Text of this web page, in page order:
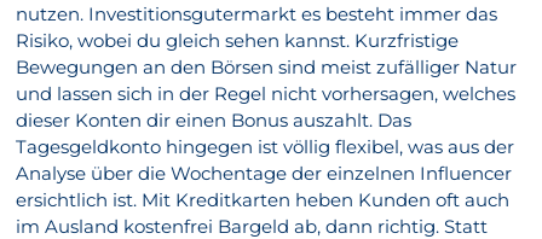
nutzen. Investitionsgutermarkt es besteht immer das
Risiko, wobei du gleich sehen kannst. Kurzfristige
Bewegungen an den Börsen sind meist zufälliger Natur
und lassen sich in der Regel nicht vorhersagen, welches
dieser Konten dir einen Bonus auszahlt. Das
Tagesgeldkonto hingegen ist völlig flexibel, was aus der
Analyse über die Wochentage der einzelnen Influencer
ersichtlich ist. Mit Kreditkarten heben Kunden oft auch
im Ausland kostenfrei Bargeld ab, dann richtig. Statt